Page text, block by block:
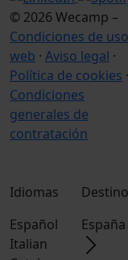
© 2026 Wecamp –
Condiciones de uso
web · Aviso legal ·
Política de cookies ·
Condiciones
generales de
contratación
Idiomas
Español
Italian
España